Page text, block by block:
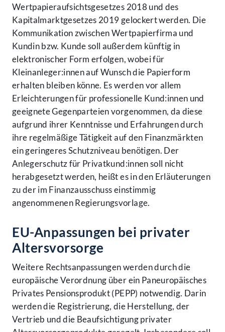
Wertpapieraufsichtsgesetzes 2018 und des
Kapitalmarktgesetzes 2019 gelockert werden. Die
Kommunikation zwischen Wertpapierfirma und
Kundin bzw. Kunde soll außerdem künftig in
elektronischer Form erfolgen, wobei für
Kleinanleger:innen auf Wunsch die Papierform
erhalten bleiben könne. Es werden vor allem
Erleichterungen für professionelle Kund:innen und
geeignete Gegenparteien vorgenommen, da diese
aufgrund ihrer Kenntnisse und Erfahrungen durch
ihre regelmäßige Tätigkeit auf den Finanzmärkten
ein geringeres Schutzniveau benötigen. Der
Anlegerschutz für Privatkund:innen soll nicht
herabgesetzt werden, heißt es in den Erläuterungen
zu der im Finanzausschuss einstimmig
angenommenen Regierungsvorlage.
EU-Anpassungen bei privater
Altersvorsorge
Weitere Rechtsanpassungen werden durch die
europäische Verordnung über ein Paneuropäisches
Privates Pensionsprodukt (PEPP) notwendig. Darin
werden die Registrierung, die Herstellung, der
Vertrieb und die Beaufsichtigung privater